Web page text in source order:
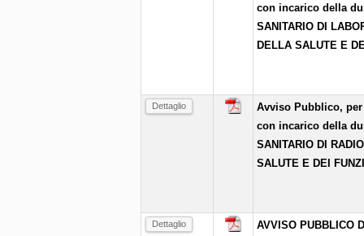
con incarico della
SANITARIO DI
DELLA SALUTE E
Dettaglio
Avviso Pubblico,
con incarico della
SANITARIO DI
SALUTE E DEI
Dettaglio
AVVISO PUBBLICO